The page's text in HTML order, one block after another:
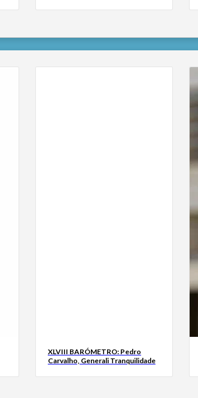
XLVIII BARÓMETRO: Pedro
Carvalho, Generali Tranquilidade